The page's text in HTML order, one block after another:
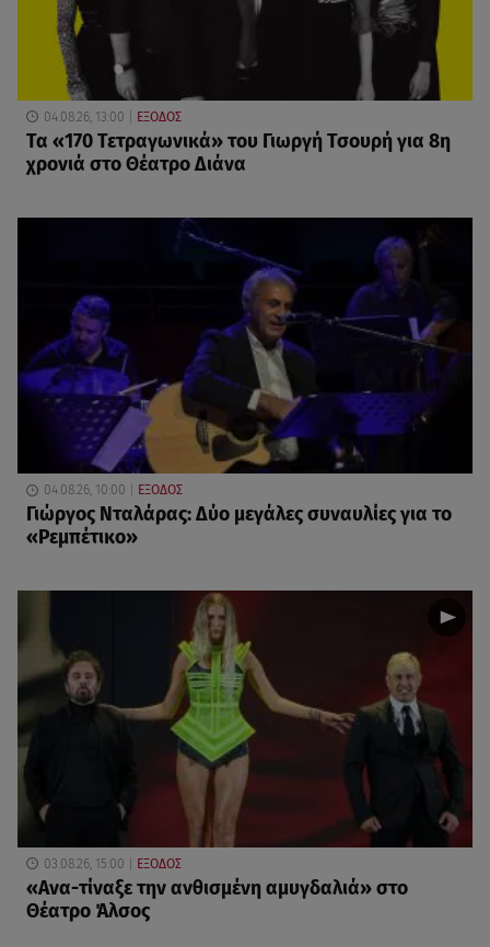
04.08.26, 13:00 ΕΞΟΔΟΣ
Τα «170 Τετραγωνικά» του Γιωργή Τσουρή για 8η
χρονιά στο Θέατρο Διάνα
04.08.26, 10:00 ΕΞΟΔΟΣ
Γιώργος Νταλάρας: Δύο μεγάλες συναυλίες για το
«Ρεμπέτικο»
03.08.26, 15:00 ΕΞΟΔΟΣ
«Ανα-τίναξε την ανθισμένη αμυγδαλιά» στο
Θέατρο Άλσος